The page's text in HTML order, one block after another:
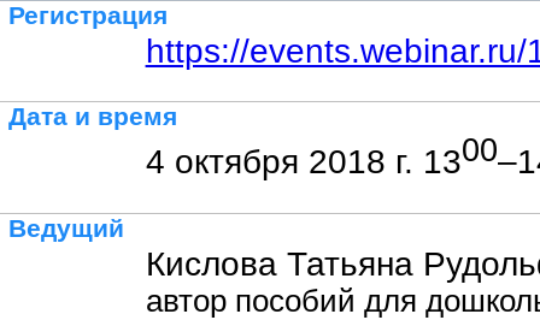
Регистрация
https://
Дата и время
4 октября 2018 г. 1300
Ведущий
Кислова Татьяна
автор пособий для